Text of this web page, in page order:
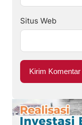
Situs Web